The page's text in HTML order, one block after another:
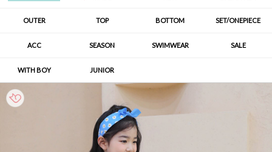
OUTER TOP BOTTOM SET/ONEPIECE
ACC SEASON SWIMWEAR SALE
WITH BOY JUNIOR